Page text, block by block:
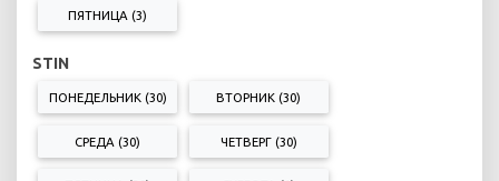
ПЯТНИЦА (3)
STIN
ПОНЕДЕЛЬНИК (30) ВТОРНИК (30)
СРЕДА (30) ЧЕТВЕРГ (30)